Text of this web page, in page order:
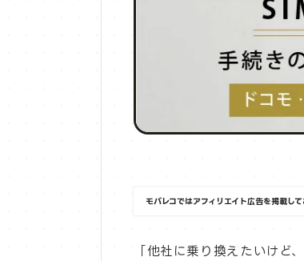
モバレコではアフィリエイト広告を掲載して
「他社に乗り換えたいけど